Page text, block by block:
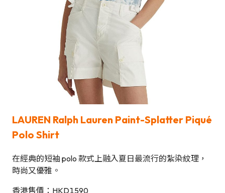
LAUREN Ralph Lauren Paint-Splatter Piqué
Polo Shirt
在經典的短袖 polo 款式上融入夏日最流行的紮染紋理，
時尚又優雅。
香港售價：HKD1590